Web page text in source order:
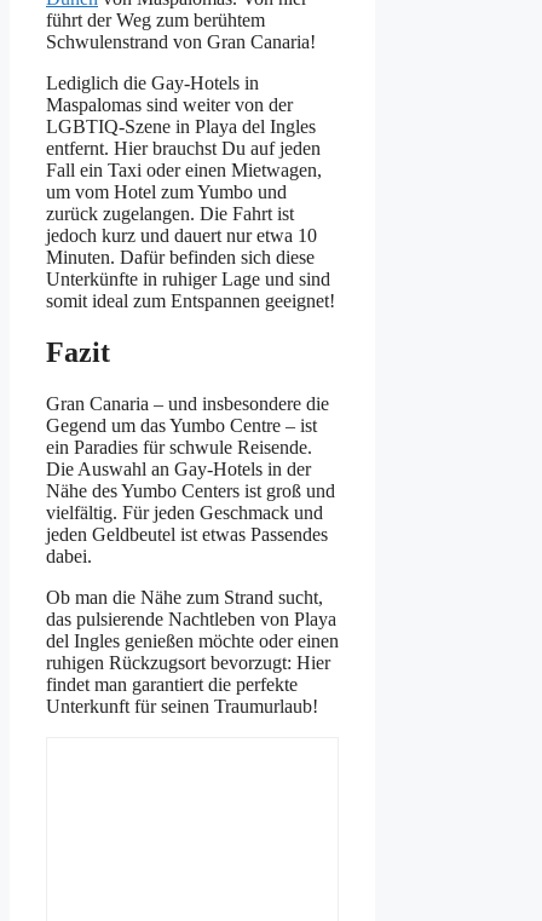
führt der Weg zum berühtem
Schwulenstrand von Gran Canaria!
Lediglich die Gay-Hotels in
Maspalomas sind weiter von der
LGBTIQ-Szene in Playa del Ingles
entfernt. Hier brauchst Du auf jeden
Fall ein Taxi oder einen Mietwagen,
um vom Hotel zum Yumbo und
zurück zugelangen. Die Fahrt ist
jedoch kurz und dauert nur etwa 10
Minuten. Dafür befinden sich diese
Unterkünfte in ruhiger Lage und sind
somit ideal zum Entspannen geeignet!
Fazit
Gran Canaria – und insbesondere die
Gegend um das Yumbo Centre – ist
ein Paradies für schwule Reisende.
Die Auswahl an Gay-Hotels in der
Nähe des Yumbo Centers ist groß und
vielfältig. Für jeden Geschmack und
jeden Geldbeutel ist etwas Passendes
dabei.
Ob man die Nähe zum Strand sucht,
das pulsierende Nachtleben von Playa
del Ingles genießen möchte oder einen
ruhigen Rückzugsort bevorzugt: Hier
findet man garantiert die perfekte
Unterkunft für seinen Traumurlaub!